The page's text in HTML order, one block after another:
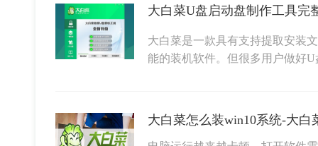
大白菜U盘启动盘制作工具完
大白菜是一款具有支持提取安装
能的装机软件。但很多用户做好
大白菜怎么装win10系统-大白